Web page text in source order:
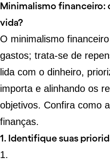
Minimalismo financeiro:
vida?
O minimalismo
gastos; trata-se de
lida com o dinheiro,
importa e alinhando os
objetivos. Confira como
finanças.
1. Identifique suas